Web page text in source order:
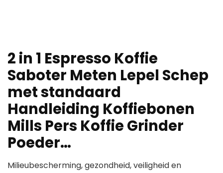
2 in 1 Espresso Koffie
Saboter Meten Lepel Schep
met standaard
Handleiding Koffiebonen
Mills Pers Koffie Grinder
Poeder…
Milieubescherming, gezondheid, veiligheid en